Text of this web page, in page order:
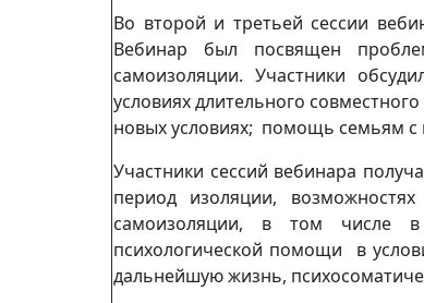
Во второй и третьей сессии
Вебинар был посвящен
самоизоляции. Участники
условиях длительного
новых условиях; помощь семьям
Участники сессий вебинара
период изоляции,
самоизоляции, в том числе в
психологической помощи в
дальнейшую жизнь,